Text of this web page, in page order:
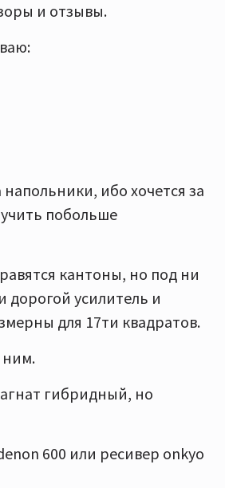
и отзывы.
ибо хочется за
побольше
кантоны, но под ни
усилитель и
для 17ти квадратов.
ним.
гибридный, но
600 или ресивер onkyo